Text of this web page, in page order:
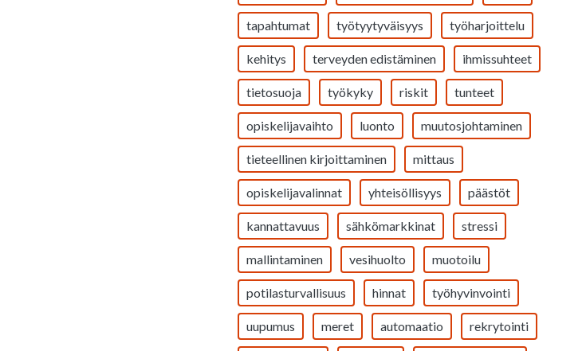
tapahtumat työtyytyväisyys työharjoittelu
kehitys terveyden edistäminen ihmissuhteet
tietosuoja työkyky riskit tunteet
opiskelijavaihto luonto muutosjohtaminen
tieteellinen kirjoittaminen mittaus
opiskelijavalinnat yhteisöllisyys päästöt
kannattavuus sähkömarkkinat stressi
mallintaminen vesihuolto muotoilu
potilasturvallisuus hinnat työhyvinvointi
uupumus meret automaatio rekrytointi